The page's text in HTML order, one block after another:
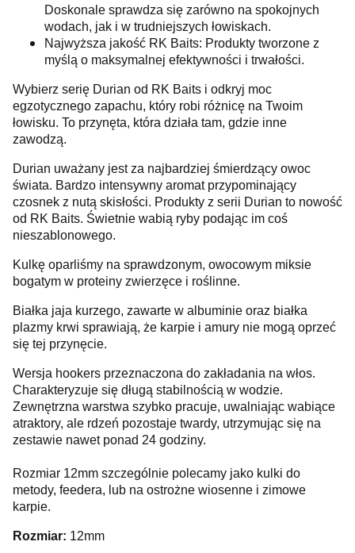
Doskonale sprawdza się zarówno na spokojnych
wodach, jak i w trudniejszych łowiskach.
Najwyższa jakość RK Baits: Produkty tworzone z
myślą o maksymalnej efektywności i trwałości.
Wybierz serię Durian od RK Baits i odkryj moc
egzotycznego zapachu, który robi różnicę na Twoim
łowisku. To przynęta, która działa tam, gdzie inne
zawodzą.
Durian uważany jest za najbardziej śmierdzący owoc
świata. Bardzo intensywny aromat przypominający
czosnek z nutą skisłości. Produkty z serii Durian to nowość
od RK Baits. Świetnie wabią ryby podając im coś
nieszablonowego.
Kulkę oparliśmy na sprawdzonym, owocowym miksie
bogatym w proteiny zwierzęce i roślinne.
Białka jaja kurzego, zawarte w albuminie oraz białka
plazmy krwi sprawiają, że karpie i amury nie mogą oprzeć
się tej przynęcie.
Wersja hookers przeznaczona do zakładania na włos.
Charakteryzuje się długą stabilnością w wodzie.
Zewnętrzna warstwa szybko pracuje, uwalniając wabiące
atraktory, ale rdzeń pozostaje twardy, utrzymując się na
zestawie nawet ponad 24 godziny.
Rozmiar 12mm szczególnie polecamy jako kulki do
metody, feedera, lub na ostrożne wiosenne i zimowe
karpie.
Rozmiar: 12mm